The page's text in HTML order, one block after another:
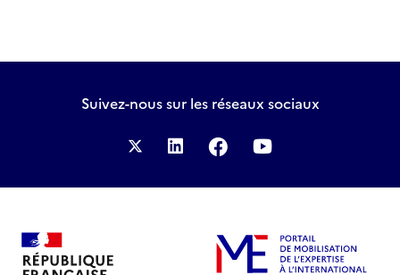
ICC/Culture/Patrimoine
Innovation technologique
Paix/Stabilité/Sécurité
Santé
Suivez-noussur les réseaux sociaux